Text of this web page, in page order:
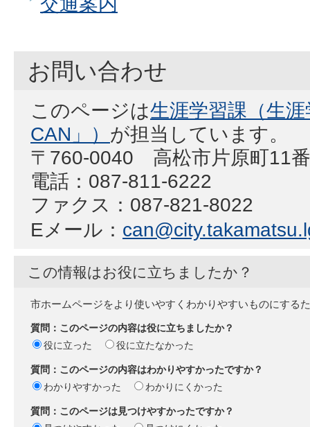
お問い合わせ
このページは生涯学習課（生
CAN」） が担当しています。
〒760-0040 高松市片原町11
電話：087-811-6222
ファクス：087-821-8022
Eメール：
この情報はお役に立ちましたか？
市ホームページをより使いやすくわかりやすいものにする
質問：このページの内容は役に立ちましたか？
役に立った
役に立たなかった
質問：このページの内容はわかりやすかったですか？
わかりやすかった
わかりにくかった
質問：このページは見つけやすかったですか？